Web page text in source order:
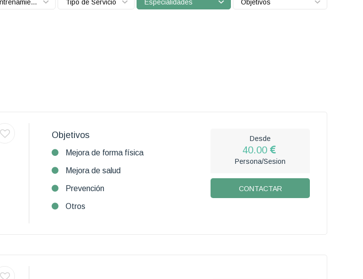
Tipo de Entrenamiento Tipo de Servicio Especialidades Objetivos
Objetivos
Mejora de forma física
Mejora de salud
Prevención
Otros
Desde
40.00
Persona/Sesion
CONTACTAR